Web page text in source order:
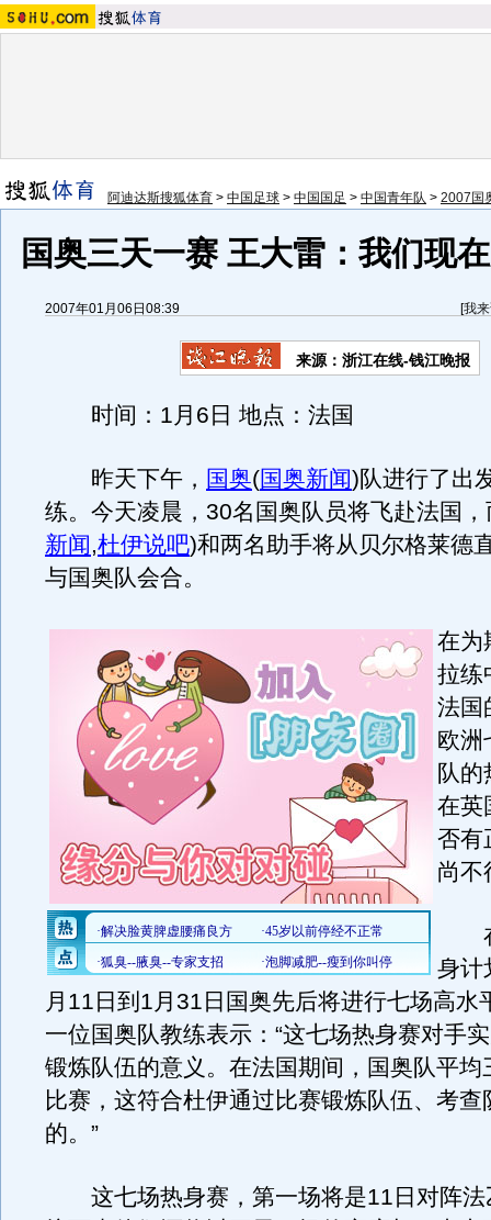
阿迪达斯搜狐体育 > 中国足球 > 中国国足 > 中国青年队 > 2007国
国奥三天一赛 王大雷：我们现
2007年01月06日08:39 [我
来源：浙江在线-钱江晚报
时间：1月6日 地点：法国
昨天下午， 国奥(国奥新闻)队进行了出
练。今天凌晨，30名国奥队员将飞赴法国
新闻,杜伊说吧)和两名助手将从贝尔格莱德
与国奥队会合。
在为
拉练
法国
欧洲
队
在英
否有
尚不
在
身计
月11日到1月31日国奥先后将进行七场高水
一位国奥队教练表示：“这七场热身赛对手
锻炼队伍的意义。在法国期间，国奥队平均
比赛，这符合杜伊通过比赛锻炼队伍、考查
的。”
这七场热身赛，第一场将是11日对阵法